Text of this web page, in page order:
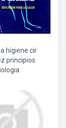
higiene cir
principios